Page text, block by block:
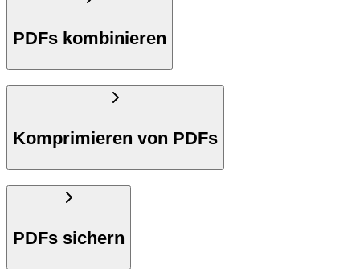
PDFs kombinieren
Komprimieren von PDFs
PDFs sichern